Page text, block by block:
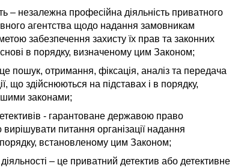
– незалежна професійна діяльність приватного
агентства щодо надання замовникам
забезпечення захисту їх прав та законних
в порядку, визначеному цим Законом;
пошук, отримання, фіксація, аналіз та передача
що здійснюються на підставах і в порядку,
законами;
- гарантоване державою право
питання організації надання
встановленому цим Законом;
– це приватний детектив або детективне